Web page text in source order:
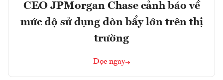
CEO JPMorgan Chase cảnh báo về
mức độ sử dụng đòn bẩy lớn trên thị
trường
Đọc ngay